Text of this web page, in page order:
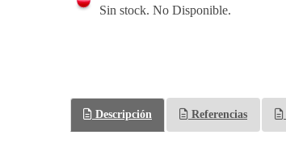
Sin stock. No Disponible.
Descripción Referencias